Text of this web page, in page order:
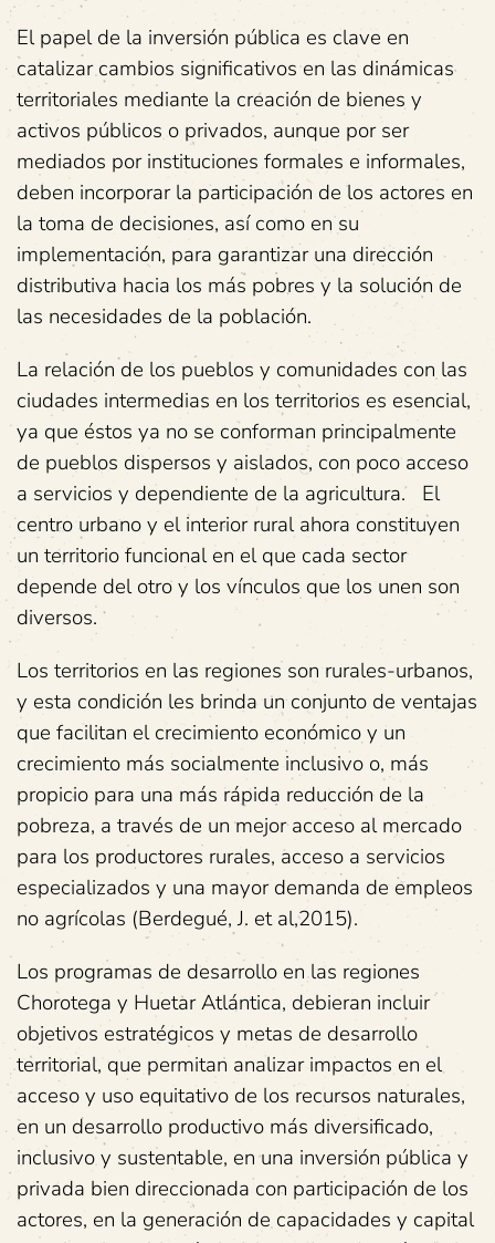
El papel de la inversión pública es clave en
catalizar cambios significativos en las dinámicas
territoriales mediante la creación de bienes y
activos públicos o privados, aunque por ser
mediados por instituciones formales e informales,
deben incorporar la participación de los actores en
la toma de decisiones, así como en su
implementación, para garantizar una dirección
distributiva hacia los más pobres y la solución de
las necesidades de la población.
La relación de los pueblos y comunidades con las
ciudades intermedias en los territorios es esencial,
ya que éstos ya no se conforman principalmente
de pueblos dispersos y aislados, con poco acceso
a servicios y dependiente de la agricultura. El
centro urbano y el interior rural ahora constituyen
un territorio funcional en el que cada sector
depende del otro y los vínculos que los unen son
diversos.
Los territorios en las regiones son rurales-urbanos,
y esta condición les brinda un conjunto de ventajas
que facilitan el crecimiento económico y un
crecimiento más socialmente inclusivo o, más
propicio para una más rápida reducción de la
pobreza, a través de un mejor acceso al mercado
para los productores rurales, acceso a servicios
especializados y una mayor demanda de empleos
no agrícolas (Berdegué, J. et al,2015).
Los programas de desarrollo en las regiones
Chorotega y Huetar Atlántica, debieran incluir
objetivos estratégicos y metas de desarrollo
territorial, que permitan analizar impactos en el
acceso y uso equitativo de los recursos naturales,
en un desarrollo productivo más diversificado,
inclusivo y sustentable, en una inversión pública y
privada bien direccionada con participación de los
actores, en la generación de capacidades y capital